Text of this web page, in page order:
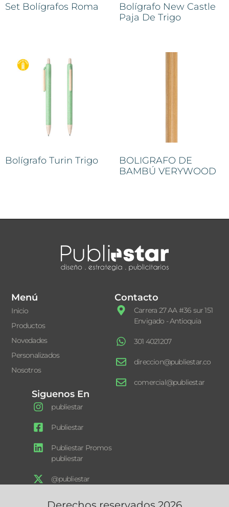
Set Bolígrafos Roma
Bolígrafo New Castle
Paja De Trigo
Bolígrafo Turin Trigo
BOLIGRAFO DE
BAMBÚ VERYWOOD
Menú
Inicio
Productos
Novedades
Personalizados
Nosotros
Contacto
Carrera 27 AA #36 sur 151
Envigado - Antioquia
301 4021207
direccion@publiestar.co
comercial@publiestar
Siguenos En
publiestar
Publiestar
Publiestar Promos
publiestar
@publiestar